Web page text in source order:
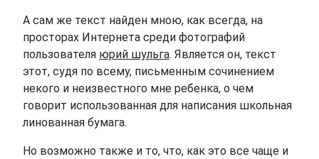
А сам же текст найден мною, как всегда, на
просторах Интернета среди фотографий
пользователя юрий шульга. Является он, текст
этот, судя по всему, письменным сочинением
некого и неизвестного мне ребенка, о чем
говорит использованная для написания школьная
линованная бумага.
Но возможно также и то, что, как это все чаще и